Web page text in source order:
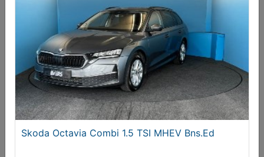
Audi Q3 - 2.0 TFSI quattro Sport ProLine
€ 21500,00
Skoda Octavia Combi 1.5 TSI MHEV Bns.Ed